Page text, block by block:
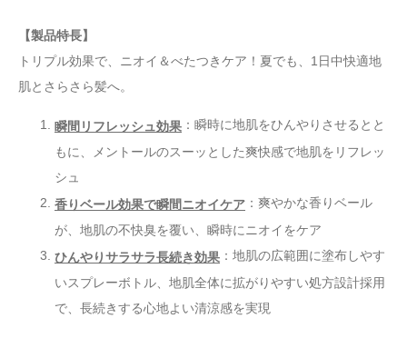
【製品特長】
トリプル効果で、ニオイ＆べたつきケア！夏でも、1日中快適地
肌とさらさら髪へ。
瞬間リフレッシュ効果 ：瞬時に地肌をひんやりさせるとと
もに、メントールのスーッとした爽快感で地肌をリフレッ
シュ
香りベール効果で瞬間ニオイケア ：爽やかな香りベール
が、地肌の不快臭を覆い、瞬時にニオイをケア
ひんやりサラサラ長続き効果 ：地肌の広範囲に塗布しやす
いスプレーボトル、地肌全体に拡がりやすい処方設計採用
で、長続きする心地よい清涼感を実現